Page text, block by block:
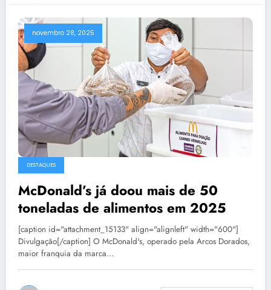
novembro 28, 2025
DESTAQUES
McDonald’s já doou mais de 50
toneladas de alimentos em 2025
[caption id="attachment_15133" align="alignleft" width="600"]
Divulgação[/caption] O McDonald's, operado pela Arcos Dorados,
maior franquia da marca…